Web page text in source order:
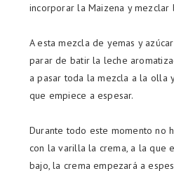
incorporar la Maizena y mezclar
A esta mezcla de yemas y
parar de batir la leche
a pasar toda la mezcla a la olla
que empiece a espesar.
Durante todo este momento no
con la varilla la crema, a la que
bajo, la crema empezará a